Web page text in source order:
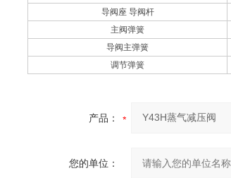
导阀座 导阀杆
主阀弹簧
导阀主弹簧
调节弹簧
产品：
您的单位：